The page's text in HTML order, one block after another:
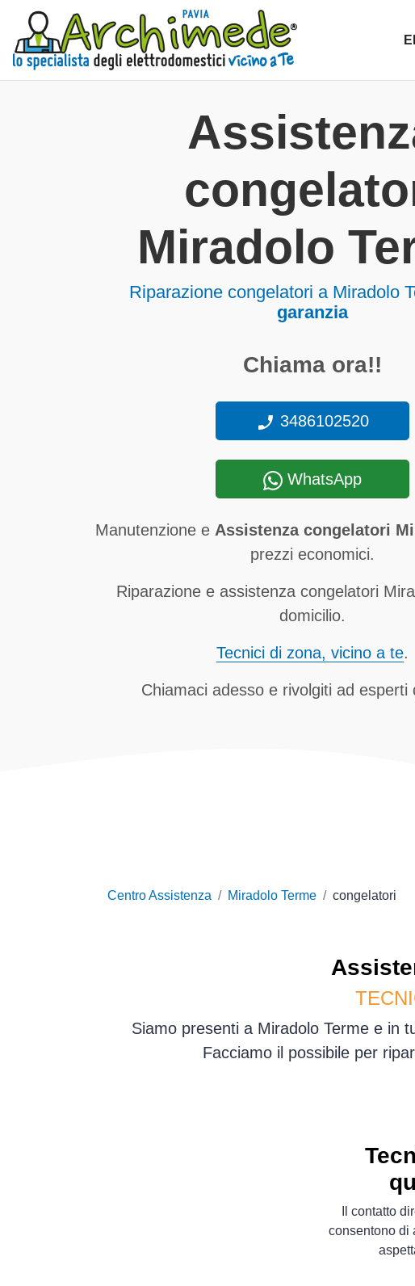
Miradolo
Riparazione congelatori a Miradolo
garanzia
Chiama ora!!
3486102520
WhatsApp
Manutenzione e Assistenza congelatori
prezzi economici.
Riparazione e assistenza congelatori
domicilio.
Tecnici di zona, vicino a te.
Chiamaci adesso e rivolgiti ad esperti
Centro Assistenza Miradolo Terme congelatori
Siamo presenti a Miradolo Terme e in
Facciamo il possibile per
Il contatto
consentono di